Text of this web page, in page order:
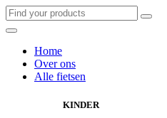
Home
Over ons
Alle fietsen
KINDER